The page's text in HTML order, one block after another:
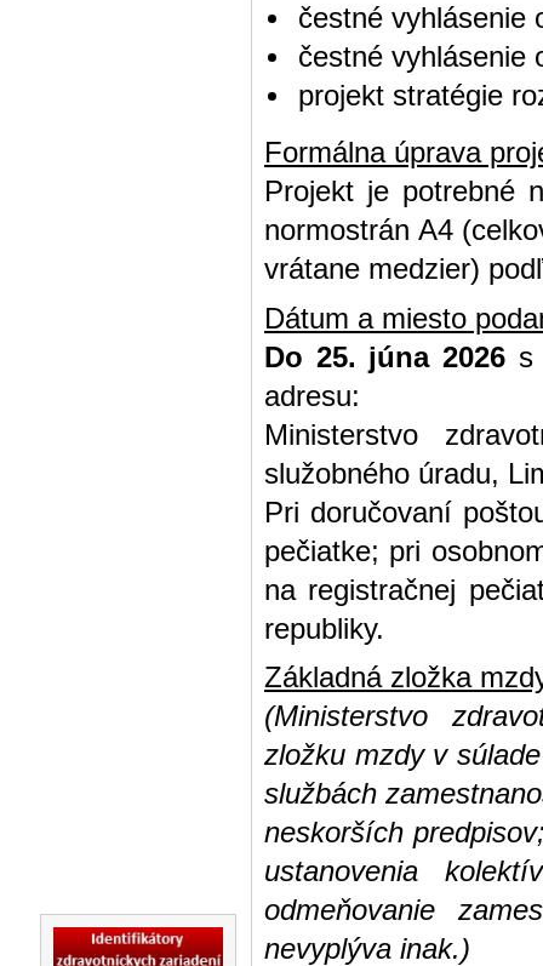
čestné vyhlásenie
čestné vyhlásenie
projekt stratégie
Formálna úprava
Projekt je potrebné
normostrán A4
vrátane medzier)
Dátum a miesto
Do 25. júna 2026 s
adresu:
Ministerstvo
služobného úradu,
Pri doručovaní
pečiatke; pri
na registračnej
republiky.
Základná zložka
(Ministerstvo
zložku mzdy v
službách
neskorších
ustanovenia
odmeňovanie
nevyplýva inak.)